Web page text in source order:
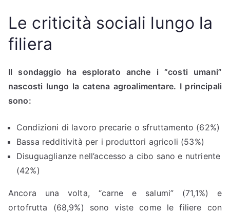
Le criticità sociali lungo la
filiera
Il sondaggio ha esplorato anche i “costi umani”
nascosti lungo la catena agroalimentare. I principali
sono:
Condizioni di lavoro precarie o sfruttamento (62%)
Bassa redditività per i produttori agricoli (53%)
Disuguaglianze nell’accesso a cibo sano e nutriente
(42%)
Ancora una volta, “carne e salumi” (71,1%) e
ortofrutta (68,9%) sono viste come le filiere con